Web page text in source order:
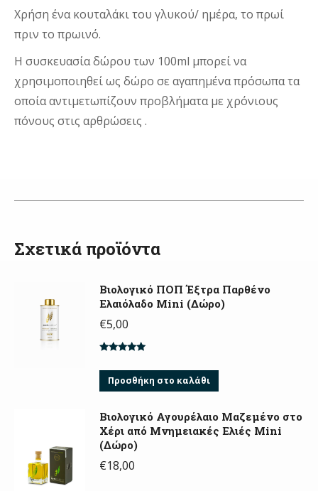
Χρήση ένα κουταλάκι του γλυκού/ ημέρα, το πρωί
πριν το πρωινό.
Η συσκευασία δώρου των 100ml μπορεί να
χρησιμοποιηθεί ως δώρο σε αγαπημένα πρόσωπα τα
οποία αντιμετωπίζουν προβλήματα με χρόνιους
πόνους στις αρθρώσεις .
Σχετικά προϊόντα
Βιολογικό ΠΟΠ Έξτρα Παρθένο
Ελαιόλαδο Mini (Δώρο)
€5,00
με5.00από
Προσθήκη στο καλάθι
Βιολογικό Αγουρέλαιο Μαζεμένο στο
Χέρι από Μνημειακές Ελιές Mini
(Δώρο)
€18,00